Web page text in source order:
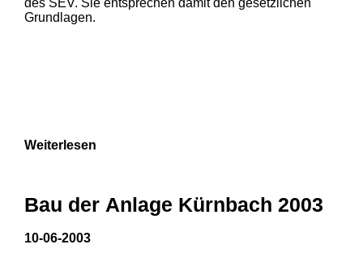
Grundlagen.
Weiterlesen
Bau der Anlage Kürnbach 2003
10-06-2003